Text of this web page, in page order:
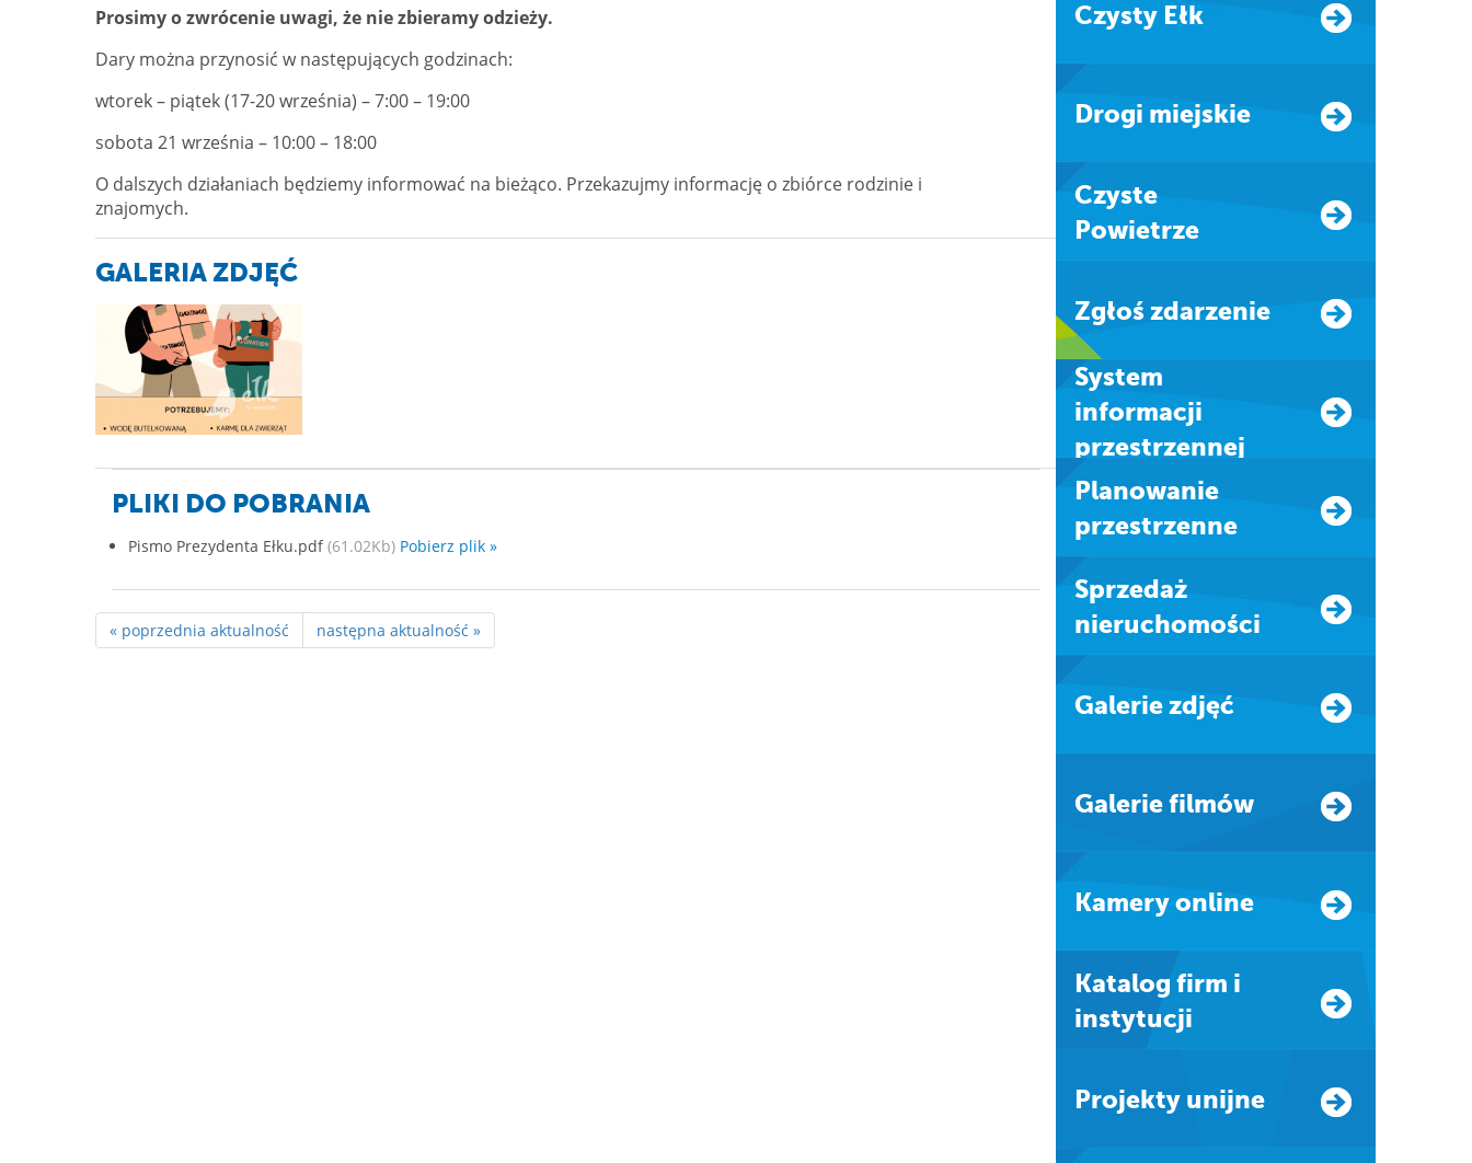
Prosimy o zwrócenie uwagi, że nie zbieramy odzieży.
Dary można przynosić w następujących godzinach:
wtorek – piątek (17-20 września) – 7:00 – 19:00
sobota 21 września – 10:00 – 18:00
O dalszych działaniach będziemy informować na bieżąco. Przekazujmy informację o zbiórce rodzinie i
znajomych.
GALERIA ZDJĘĆ
PLIKI DO POBRANIA
Pismo Prezydenta Ełku.pdf(61.02Kb) Pobierz plik »
« poprzednia aktualność następna aktualność »
Czysty Ełk
Drogi miejskie
Czyste
Powietrze
Zgłoś zdarzenie
system
informacji
przestrzennej
Planowanie
przestrzenne
Sprzedaż
nieruchomości
Galerie zdjęć
Galerie filmów
Kamery online
Katalog firm i
instytucji
Projekty unijne